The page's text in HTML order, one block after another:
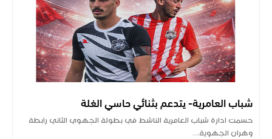
شباب العامرية- يتدعم بثنائي حاسي الغلة
حسمت ادارة شباب العامرية الناشط في بطولة الجهوي الثاني رابطة
وهران الجهوية…